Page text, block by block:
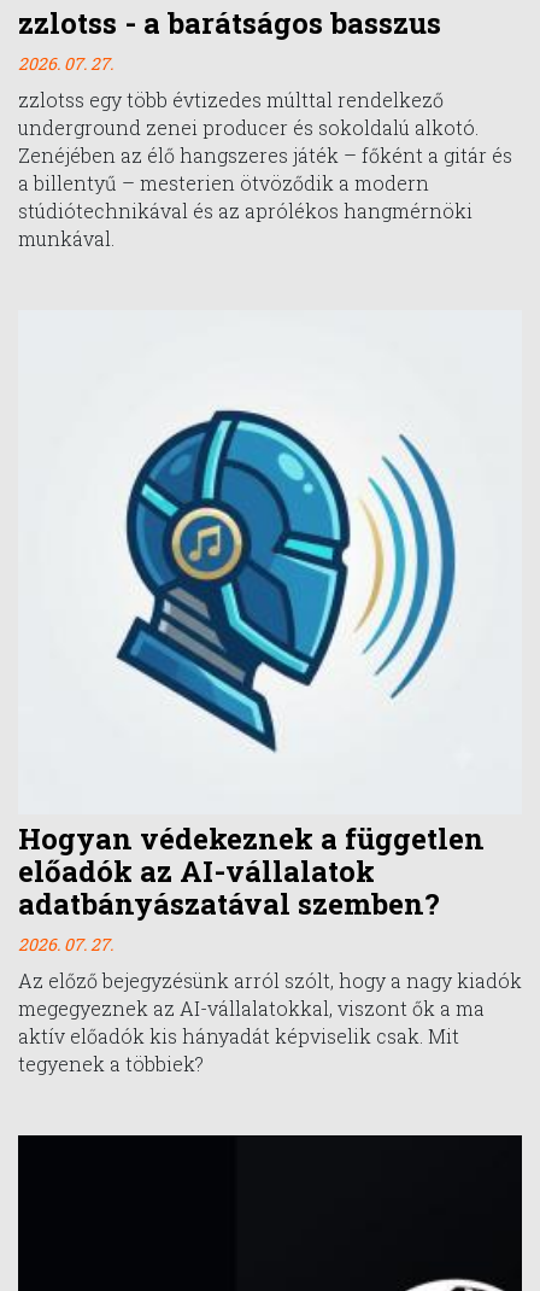
zzlotss - a barátságos basszus
2026. 07. 27.
zzlotss egy több évtizedes múlttal rendelkező
underground zenei producer és sokoldalú alkotó.
Zenéjében az élő hangszeres játék – főként a gitár és
a billentyű – mesterien ötvöződik a modern
stúdiótechnikával és az aprólékos hangmérnöki
munkával.
Hogyan védekeznek a független
előadók az AI-vállalatok
adatbányászatával szemben?
2026. 07. 27.
Az előző bejegyzésünk arról szólt, hogy a nagy kiadók
megegyeznek az AI-vállalatokkal, viszont ők a ma
aktív előadók kis hányadát képviselik csak. Mit
tegyenek a többiek?